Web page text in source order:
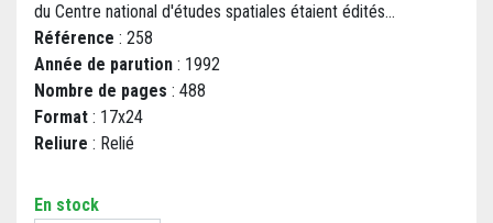
du Centre national d'études spatiales étaient édités...
Référence : 258
Année de parution : 1992
Nombre de pages : 488
Format : 17x24
Reliure : Relié
En stock